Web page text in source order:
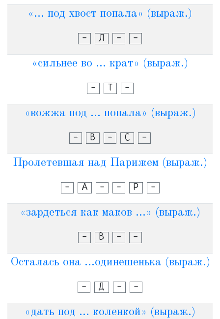
«... под хвост попала» (выраж.)
- Л - -
«сильнее во ... крат» (выраж.)
- Т -
«вожжа под ... попала» (выраж.)
- В - С -
Пролетевшая над Парижем (выраж.)
- А - - Р -
«зардеться как маков ...» (выраж.)
- В - -
Осталась она ...одинешенька (выраж.)
- Д - -
«дать под ... коленкой» (выраж.)